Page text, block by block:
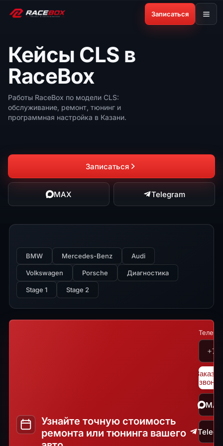
Записаться
Кейсы CLS в
RaceBox
Работы RaceBox по модели CLS:
обслуживание, ремонт, тюнинг и
программная настройка в Казани.
Записаться
MAX Telegram
BMW Mercedes-Benz Audi
Volkswagen Porsche Диагностика
Stage 1 Stage 2
Узнайте точную стоимость
ремонта или тюнинга вашего
звонок